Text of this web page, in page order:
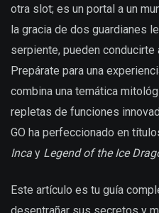
otra slot; es un portal a un
la gracia de dos guardianes
serpiente, pueden
Prepárate para una
combina una temática
repletas de funciones
GO ha perfeccionado en
Inca y Legend of the Ice
Este artículo es tu guía